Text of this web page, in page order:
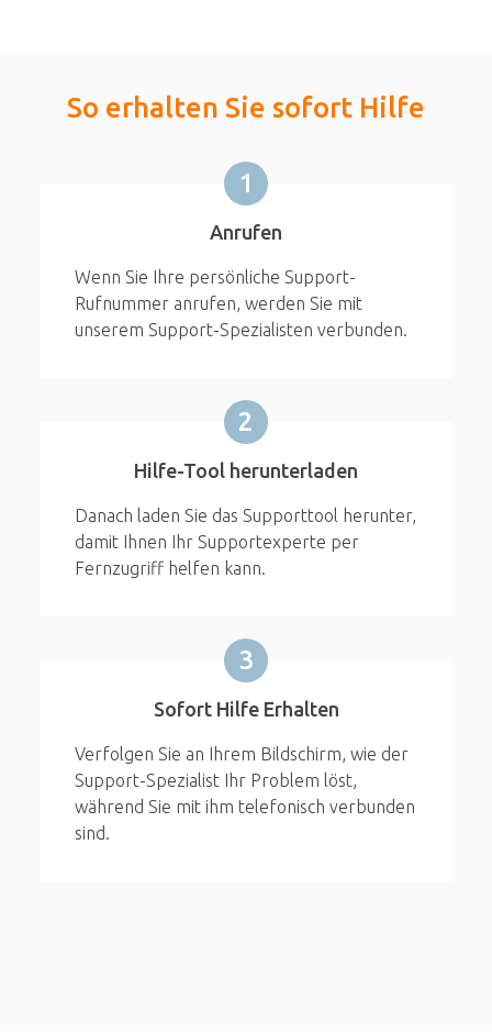
So erhalten Sie sofort Hilfe
1
Anrufen
Wenn Sie Ihre persönliche Support-
Rufnummer anrufen, werden Sie mit
unserem Support-Spezialisten verbunden.
2
Hilfe-Tool herunterladen
Danach laden Sie das Supporttool herunter,
damit Ihnen Ihr Supportexperte per
Fernzugriff helfen kann.
3
Sofort Hilfe Erhalten
Verfolgen Sie an Ihrem Bildschirm, wie der
Support-Spezialist Ihr Problem löst,
während Sie mit ihm telefonisch verbunden
sind.